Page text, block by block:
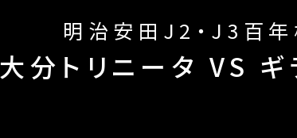
明治安田J2・J3百
大分トリニータ VS ギ